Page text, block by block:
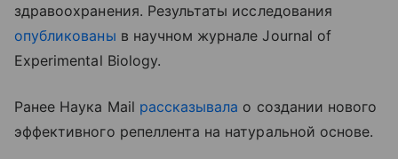
здравоохранения. Результаты исследования
опубликованы в научном журнале Journal of
Experimental Biology.
Ранее Наука Mail рассказывала о создании нового
эффективного репеллента на натуральной основе.